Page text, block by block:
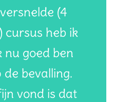
(4
cursus heb ik
nu goed ben
bevalling.
vond is dat